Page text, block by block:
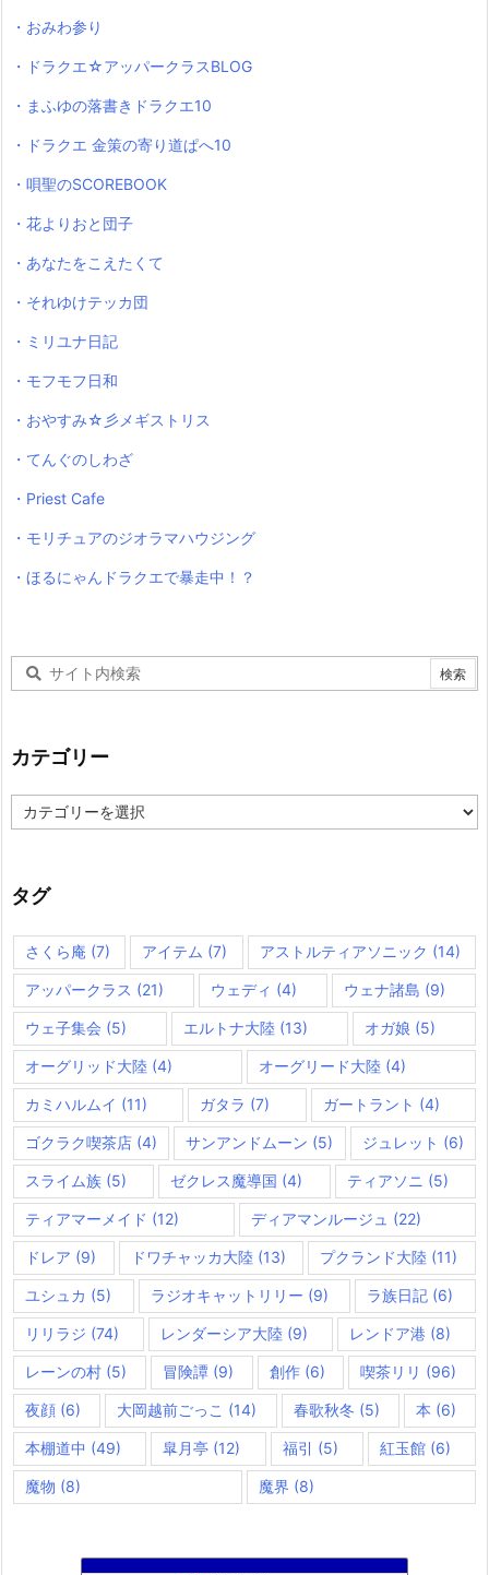
・おみわ参り
・ドラクエ☆アッパークラスBLOG
・まふゆの落書きドラクエ10
・ドラクエ 金策の寄り道ぱへ10
・唄聖のSCOREBOOK
・花よりおと団子
・あなたをこえたくて
・それゆけテッカ団
・ミリユナ日記
・モフモフ日和
・おやすみ☆彡メギストリス
・てんぐのしわざ
・Priest Cafe
・モリチュアのジオラマハウジング
・ほるにゃんドラクエで暴走中！？
カテゴリー
テ
ー
タグ
さくら庵 (7) アイテム (7) アストルティアソニック (14)
アッパークラス (21) ウェディ (4) ウェナ諸島 (9)
ウェ子集会 (5) エルトナ大陸 (13) オガ娘 (5)
オーグリッド大陸 (4) オーグリード大陸 (4)
カミハルムイ (11) ガタラ (7) ガートラント (4)
ゴクラク喫茶店 (4) サンアンドムーン (5) ジュレット (6)
スライム族 (5) ゼクレス魔導国 (4) ティアソニ (5)
ティアマーメイド (12) ディアマンルージュ (22)
ドレア (9) ドワチャッカ大陸(13) プクランド大陸 (11)
ユシュカ (5) ラジオキャットリリー (9) ラ族日記 (6)
リリラジ (74) レンダーシア大陸 (9) レンドア港 (8)
レーンの村 (5) 冒険譚(9) 創作(6) 喫茶リリ (96)
夜顔 (6) 大岡越前ごっこ (14) 春歌秋冬 (5) 本 (6)
本棚道中 (49) 皐月亭 (12) 福引 (5) 紅玉館(6)
魔物 (8) 魔界 (8)